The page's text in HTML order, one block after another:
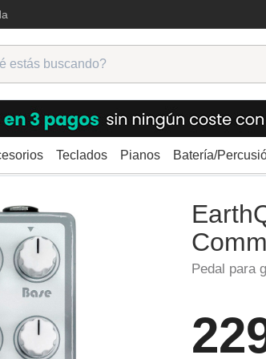
Teclados Pianos Batería/
Otros efectos guitarra EarthQuaker Devices
Pedal para